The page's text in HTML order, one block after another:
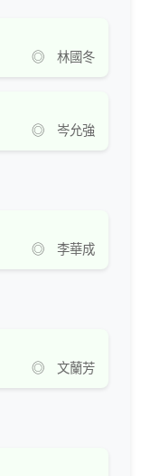
◎ 林國冬
◎ 岑允強
◎ 李華成
◎ 文蘭芳